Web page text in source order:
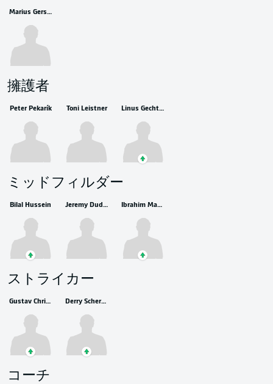
Marius Gersbeck
擁護者
Peter Pekarík Toni Leistner Linus Gechter
ミッドフィルダー
Bilal Hussein Jeremy Dudziak Ibrahim Maza
ストライカー
Gustav Christensen Derry Scherhant
コーチ